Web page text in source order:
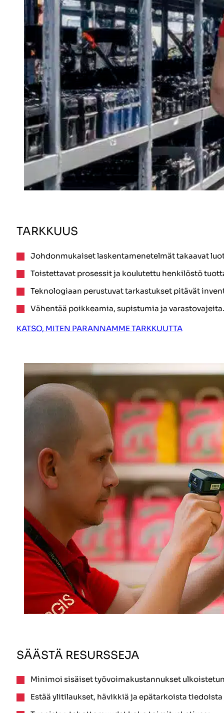
TARKKUUS
Johdonmukaiset laskentamenetelmät takaavat
Toistettavat prosessit ja koulutettu henkilöstö
Teknologiaan perustuvat tarkastukset pitävät
Vähentää poikkeamia, supistumia ja varastovajeita.
KATSO, MITEN PARANNAMME TARKKUUTTA
SÄÄSTÄ RESURSSEJA
Minimoi sisäiset työvoimakustannukset
Estää ylitilaukset, hävikkiä ja epätarkoista